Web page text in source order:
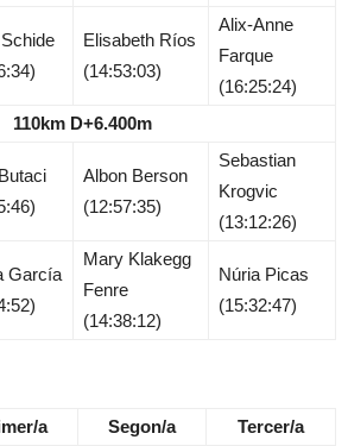
Elisabeth Ríos
(14:53:03)
Alix-Anne
Farque
(16:25:24)
110km D+6.400m
Albon Berson
(12:57:35)
Sebastian
Krogvic
(13:12:26)
García
Mary Klakegg
Fenre
(14:38:12)
Núria Picas
(15:32:47)
a Segon/a
Tercer/a